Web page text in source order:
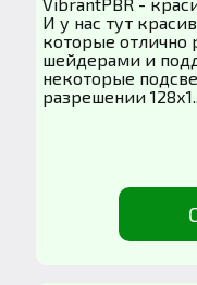
VibrantPBR -
И у нас тут
которые отлично
шейдерами и
некоторые
разрешении